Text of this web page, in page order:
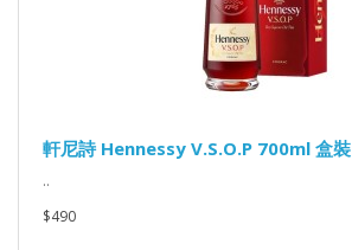
軒尼詩 Hennessy V.S.O.P 700ml 盒裝
..
$490